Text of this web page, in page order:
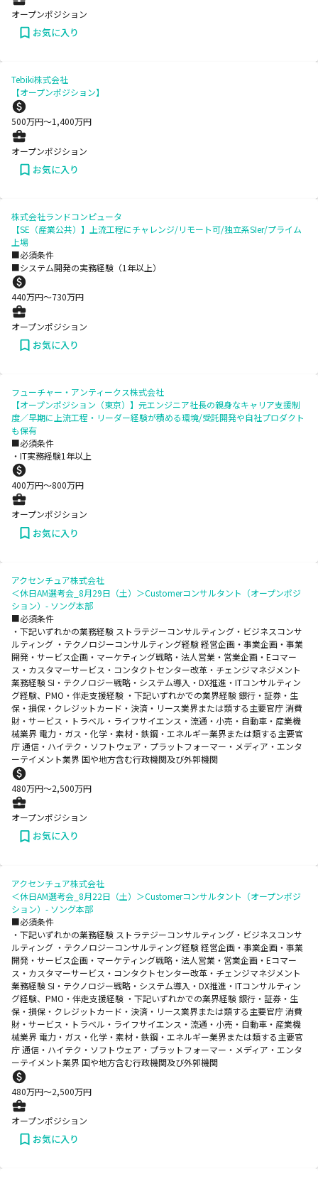
オープンポジション
お気に入り
Tebiki株式会社
【オープンポジション】
500万円〜1,400万円
オープンポジション
お気に入り
株式会社ランドコンピュータ
【SE（産業公共）】上流工程にチャレンジ/リモート可/独立系SIer/プライム
上場
■必須条件
■システム開発の実務経験（1年以上）
440万円〜730万円
オープンポジション
お気に入り
フューチャー・アンティークス株式会社
【オープンポジション（東京）】元エンジニア社長の親身なキャリア支援制
度／早期に上流工程・リーダー経験が積める環境/受託開発や自社プロダクト
も保有
■必須条件
・IT実務経験1年以上
400万円〜800万円
オープンポジション
お気に入り
アクセンチュア株式会社
＜休日AM選考会_8月29日（土）＞Customerコンサルタント（オープンポジ
ション）- ソング本部
■必須条件
・下記いずれかの業務経験 ストラテジーコンサルティング・ビジネスコンサ
ルティング ・テクノロジーコンサルティング経験 経営企画・事業企画・事業
開発・サービス企画・マーケティング戦略・法人営業・営業企画・Eコマー
ス・カスタマーサービス・コンタクトセンター改革・チェンジマネジメント
業務経験 SI・テクノロジー戦略・システム導入・DX推進・ITコンサルティン
グ経験、PMO・伴走支援経験 ・下記いずれかでの業界経験 銀行・証券・生
保・損保・クレジットカード・決済・リース業界または類する主要官庁 消費
財・サービス・トラベル・ライフサイエンス・流通・小売・自動車・産業機
械業界 電力・ガス・化学・素材・鉄鋼・エネルギー業界または類する主要官
庁 通信・ハイテク・ソフトウェア・プラットフォーマー・メディア・エンタ
ーテイメント業界 国や地方含む行政機関及び外郭機関
480万円〜2,500万円
オープンポジション
お気に入り
アクセンチュア株式会社
＜休日AM選考会_8月22日（土）＞Customerコンサルタント（オープンポジ
ション）- ソング本部
■必須条件
・下記いずれかの業務経験 ストラテジーコンサルティング・ビジネスコンサ
ルティング ・テクノロジーコンサルティング経験 経営企画・事業企画・事業
開発・サービス企画・マーケティング戦略・法人営業・営業企画・Eコマー
ス・カスタマーサービス・コンタクトセンター改革・チェンジマネジメント
業務経験 SI・テクノロジー戦略・システム導入・DX推進・ITコンサルティン
グ経験、PMO・伴走支援経験 ・下記いずれかでの業界経験 銀行・証券・生
保・損保・クレジットカード・決済・リース業界または類する主要官庁 消費
財・サービス・トラベル・ライフサイエンス・流通・小売・自動車・産業機
械業界 電力・ガス・化学・素材・鉄鋼・エネルギー業界または類する主要官
庁 通信・ハイテク・ソフトウェア・プラットフォーマー・メディア・エンタ
ーテイメント業界 国や地方含む行政機関及び外郭機関
480万円〜2,500万円
オープンポジション
お気に入り